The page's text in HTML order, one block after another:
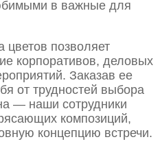
в важные для
цветов позволяет
корпоративов, деловых
Заказав ее
от трудностей выбора
— наши сотрудники
композиций,
концепцию встречи.